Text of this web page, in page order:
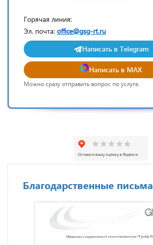
Горячая линия:
Эл. почта: office@gsg-rt.ru
Написать в Telegram
Написать в MAX
Можно сразу отправить вопрос по услуге.
Благодарственные письма